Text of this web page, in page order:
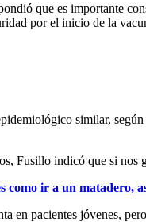
que es importante
por el inicio de la
similar,
Fusillo indicó que si
como ir a un matadero,
en pacientes jóvenes,